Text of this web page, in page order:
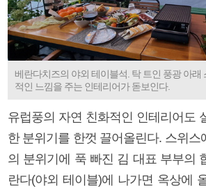
베란다치즈의 야외 테이블석. 탁 트인 풍광 아래
적인 느낌을 주는 인테리어가 돋보인다.
유럽풍의 자연 친화적인 인테리어도
한 분위기를 한껏 끌어올린다. 스위스
의 분위기에 푹 빠진 김 대표 부부의
란다(야외 테이블)에 나가면 옥상에